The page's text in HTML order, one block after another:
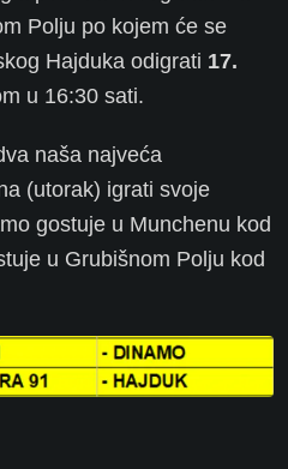
Polju po kojem će se
Hajduka odigrati 17.
u 16:30 sati.
naša najveća
(utorak) igrati svoje
gostuje u Munchenu kod
u Grubišnom Polju kod